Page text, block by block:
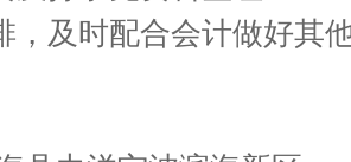
，及时配合会计做好其